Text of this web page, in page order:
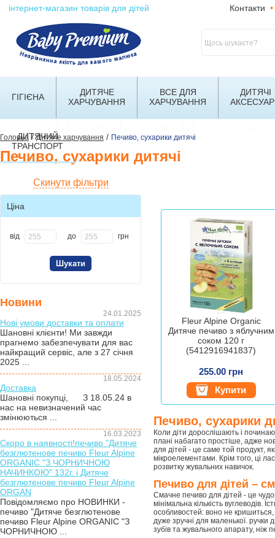
інтернет-магазин товарів для дітей Контакти •
ГІГІЄНА
ДИТЯЧЕ
ХАРЧУВАННЯ
ВСЕ ДЛЯ
ХАРЧУВАННЯ
ДИТЯЧІ
ДИТЯЧИЙ
ТРАНСПОРТ
Головна/Дитяче харчування / Печиво, сухарики дитячі
Печиво, сухарики дитячі
Скинути фільтри
Ціна
від до грн
Новини
24.01.2025
Нові умови доставки та оплати
Шановні клієнти! Ми завжди
прагнемо забезпечувати для вас
найкращий сервіс, але з 27 січня
2025 ...
18.05.2024
Доставка
Шановні покупці, З 18.05.24 в
нас на невизначений час
змінюються ...
16.03.2023
Скоро в наявності!печиво "Дитяче
безглютенове печиво Fleur Alpine
ORGANIC "З ЧОРНИЧНОЮ
НАЧИНКОЮ" 132г. і Дитяче
безглютенове печиво Fleur Alpine
ORGAN
Повідомляємо про НОВИНКИ -
печиво "Дитяче безглютенове
печиво Fleur Alpine ORGANIC "З
ЧОРНИЧНОЮ ...
Fleur Alpine Organic
Дитяче печиво з яблучним
соком 120 г
(5412916941837)
255.00 грн
Купити
Печиво, сухарики
Коли діти дорослішають і
плані набагато простіше, адже
для дітей - це саме той продукт,
мікроелементами. Крім того, ці
розвитку жувальних навичок.
Печиво для дітей –
Смачне печиво для дітей - це
мінімальна кількість
особливостей: воно не
дуже зручні для маленької. ручки
зубів та жувального апарату, ніж